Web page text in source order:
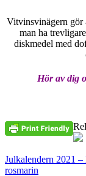
Vitvinsvinägern gör
man ha
diskmedel med
Hör av dig
Julkalendern 2021
rosmarin